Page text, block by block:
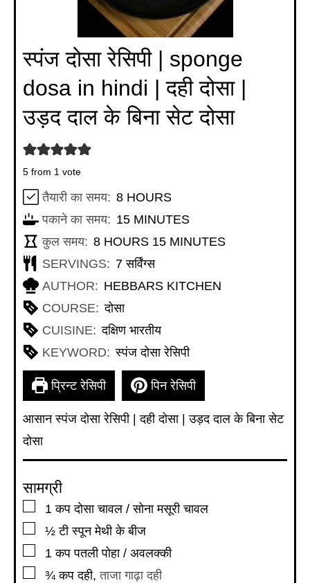
स्पंज दोसा रेसिपी | sponge
dosa in hindi | दही दोसा |
उड़द दाल के बिना सेट दोसा
5 from 1 vote
तैयारी का समय: 8HOURS
HOURS
पकाने का समय: 15MINUTES
MINUTES
कुल समय: 8HOURS
HOURS 15MINUTES
MINUTES
SERVINGS: 7 सर्विंग्स
AUTHOR: HEBBARS KITCHEN
COURSE: दोसा
CUISINE: दक्षिण भारतीय
KEYWORD: स्पंज दोसा रेसिपी
प्रिन्ट रेसिपी पिन रेसिपी
आसान स्पंज दोसा रेसिपी | दही दोसा | उड़द दाल के बिना सेट
दोसा
सामग्री
▢
1 कप दोसा चावल / सोना मसूरी चावल
▢
½ टी स्पून मेथी के बीज
▢
1 कप पतली पोहा / अवलक्की
▢
¾ कप दही,ताजा गाढ़ा दही